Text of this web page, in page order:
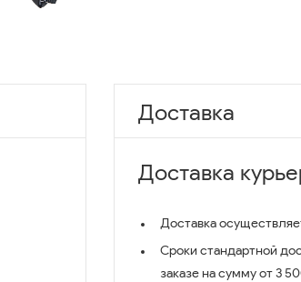
Доставка
Доставка
Доставка
Сроки стандартной
заказе на сумму от 3